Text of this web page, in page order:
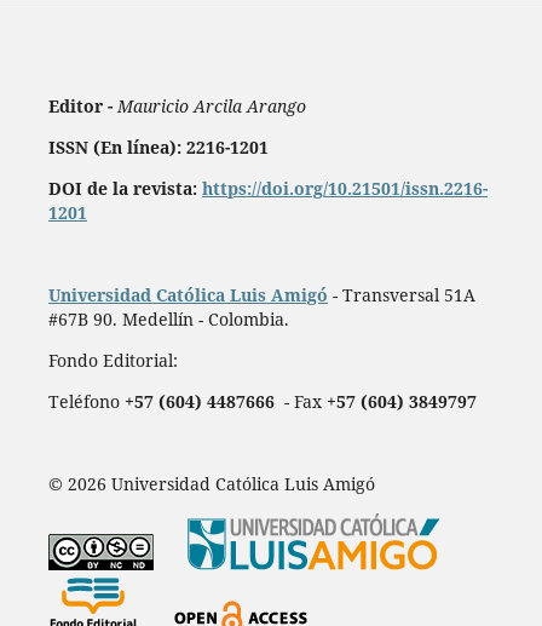
Editor -Mauricio Arcila Arango
ISSN (En línea): 2216-1201
DOI de la revista: https://doi.org/10.21501/issn.2216-
1201
Universidad Católica Luis Amigó - Transversal 51A
#67B 90. Medellín - Colombia.
Fondo Editorial:
Teléfono +57 (604) 4487666- Fax +57 (604) 3849797
© 2026 Universidad Católica Luis Amigó